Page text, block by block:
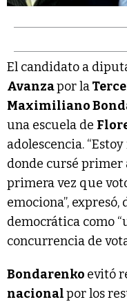
El candidato a
Avanzapor la
Maximiliano
una escuela de
adolescencia.
donde cursé primer
primera vez que
emociona”,
democrática como
concurrencia de
Bondarenko evitó
nacionalpor los